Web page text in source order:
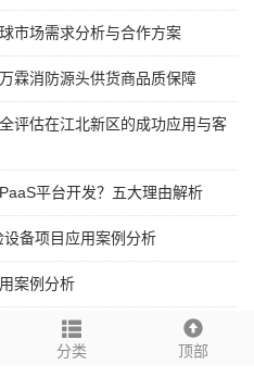
市场需求分析与合作方案
霖消防源头供货商品质保障
评估在江北新区的成功应用与客
平台开发？五大理由解析
备项目应用案例分析
案例分析
口与海外市场开拓方案
分类 顶部